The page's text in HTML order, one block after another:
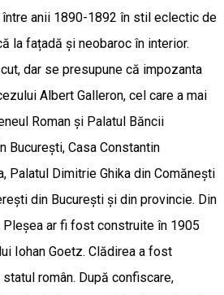
anii 1890-1892 în stil eclectic de
la fațadă și neobaroc în interior.
dar se presupune că impozanta
Albert Galleron, cel care a mai
Roman și Palatul Băncii
București, Casa Constantin
Palatul Dimitrie Ghika din Comănești
din București și din provincie. Din
ar fi fost construite în 1905
Iohan Goetz. Clădirea a fost
român. După confiscare,